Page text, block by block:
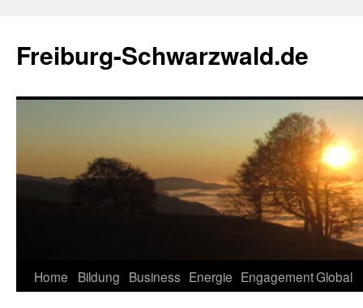
springen
Freiburg-Schwarzwald.de
Home Bildung Business Energie EngagementGlobal